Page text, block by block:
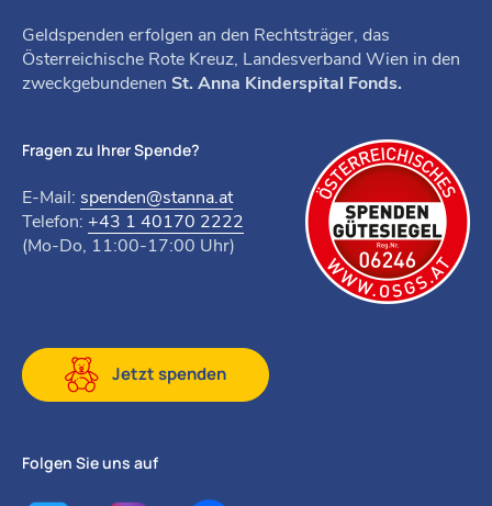
Geldspenden erfolgen an den Rechtsträger, das
Österreichische Rote Kreuz, Landesverband Wien in den
zweckgebundenen St. Anna Kinderspital Fonds.
Fragen zu Ihrer Spende?
E-Mail: spenden@stanna.at
Telefon: +43 1 40170 2222
(Mo-Do, 11:00-17:00 Uhr)
Jetzt spenden
Folgen Sie uns auf